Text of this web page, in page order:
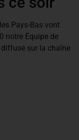
Pays-Bas vont
notre Équipe de
sur la chaîne